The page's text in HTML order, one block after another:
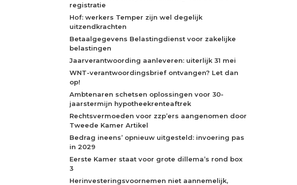
registratie
Hof: werkers Temper zijn wel degelijk
uitzendkrachten
Betaalgegevens Belastingdienst voor zakelijke
belastingen
Jaarverantwoording aanleveren: uiterlijk 31 mei
WNT-verantwoordingsbrief ontvangen? Let dan
op!
Ambtenaren schetsen oplossingen voor 30-
jaarstermijn hypotheekrenteaftrek
Rechtsvermoeden voor zzp’ers aangenomen door
Tweede Kamer Artikel
Bedrag ineens’ opnieuw uitgesteld: invoering pas
in 2029
Eerste Kamer staat voor grote dillema’s rond box
3
Herinvesteringsvoornemen niet aannemelijk,